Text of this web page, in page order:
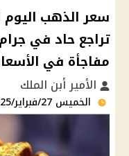
مفاجأة في
الأمير أبن الملك
الخميس 27/فبراير/2025 - 09:52 م